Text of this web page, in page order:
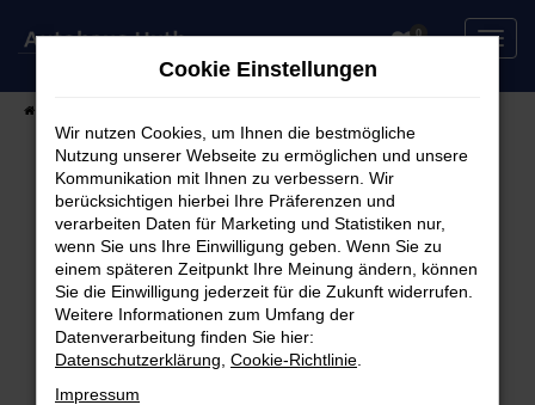
Zum
0
Fehler: Network Error
Beim Laden ist ein Fehler aufgetreten.
Hier sind ein paar Tipps, die dir helfen können:
Überprüfe deine Firewall und deine
Internetverbindung.
Laden andere Webseiten, zum Beispiel deine
Cookie Einstellungen
Wir nutzen Cookies, um Ihnen die bestmögliche
Nutzung unserer Webseite zu ermöglichen und unsere
Kommunikation mit Ihnen zu verbessern. Wir
berücksichtigen hierbei Ihre Präferenzen und
verarbeiten Daten für Marketing und Statistiken nur,
wenn Sie uns Ihre Einwilligung geben. Wenn Sie zu
einem späteren Zeitpunkt Ihre Meinung ändern, können
Sie die Einwilligung jederzeit für die Zukunft widerrufen.
Weitere Informationen zum Umfang der
Datenverarbeitung finden Sie hier:
Datenschutzerklärung Cookie-Richtlinie
Impressum